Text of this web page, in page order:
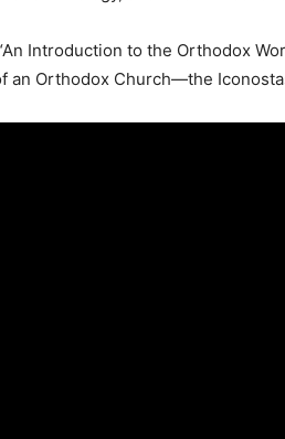
Introduction to the Orthodox
an Orthodox Church—the